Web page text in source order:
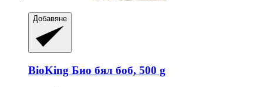
Добавяне
BioKing Био бял боб, 500 g